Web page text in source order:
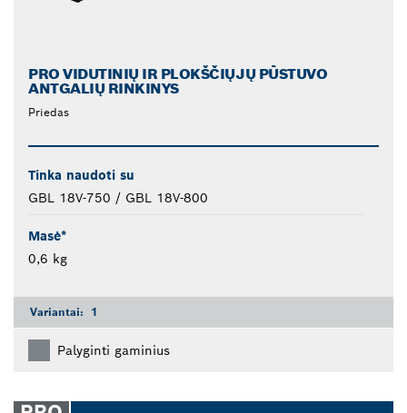
PRO VIDUTINIŲ IR PLOKŠČIŲJŲ PŪSTUVO
ANTGALIŲ RINKINYS
Priedas
Tinka naudoti su
GBL 18V-750 / GBL 18V-800
Masė*
0,6 kg
Variantai: 1
Palyginti gaminius